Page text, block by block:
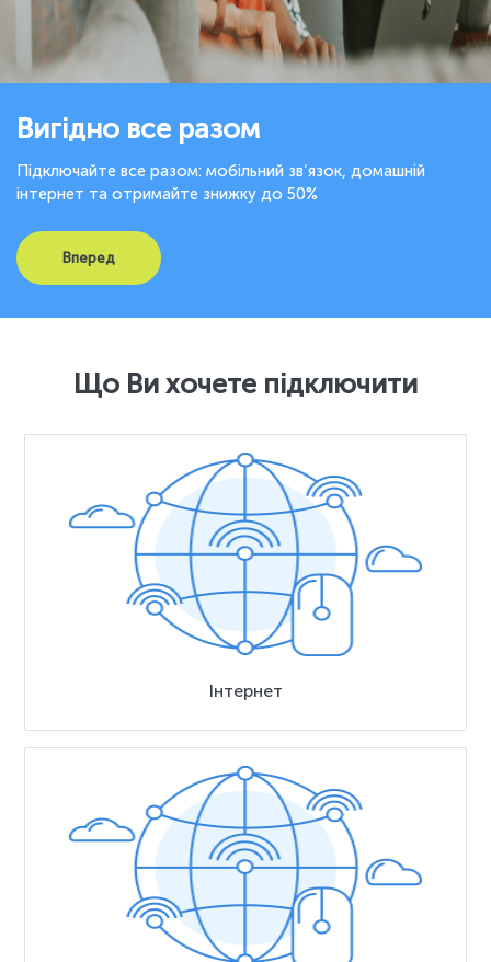
Вигідно все разом
Підключайте все разом: мобільний зв’язок, домашній
інтернет та отримайте знижку до 50%
Вперед
Що Ви хочете підключити
Інтернет